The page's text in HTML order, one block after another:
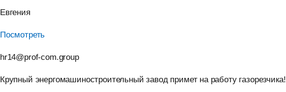
Евгения
Посмотреть
hr14@prof-com.group
Крупный энергомашиностроительный завод примет на работу газорезчика!